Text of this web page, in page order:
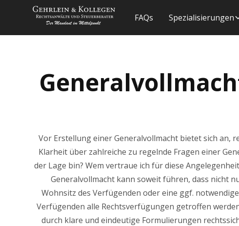
FAQs Spezialisierungen
Vor Erstellung einer Generalvollmacht bietet sich an,
Klarheit über zahlreiche zu regelnde Fragen einer
der Lage bin? Wem vertraue ich für diese
Generalvollmacht kann soweit führen, dass nicht
Wohnsitz des Verfügenden oder eine ggf.
Verfügenden alle Rechtsverfügungen getroffen
durch klare und eindeutige Formulierungen